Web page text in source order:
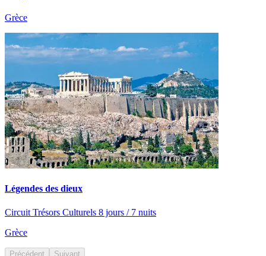
Grèce
Légendes des dieux
Circuit Trésors Culturels 8 jours / 7 nuits
Grèce
Précédent Suivant